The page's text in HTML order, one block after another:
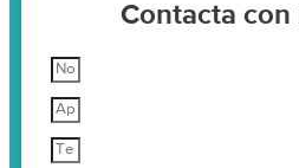
Contacta con